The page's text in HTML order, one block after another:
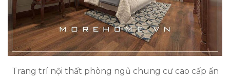
Trang trí nội thất phòng ngủ chung cư cao cấp ấn